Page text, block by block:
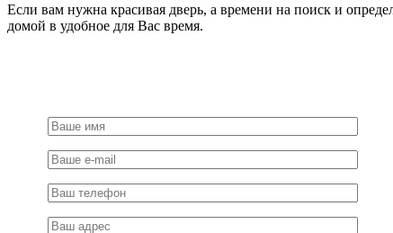
Если вам нужна красивая дверь, а времени на поиск и
домой в удобное для Вас время.